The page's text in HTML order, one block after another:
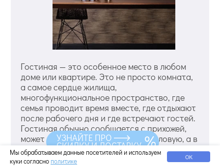
Гостиная — это особенное место в любом
доме или квартире. Это не просто комната,
а самое сердце жилища,
многофункциональное пространство, где
семья проводит время вместе, где отдыхают
после рабочего дня и где встречают гостей.
Гостиная обычно сообщается с прихожей,
может иметь выход в кухню или столовую, а в
современных квартирах-студиях и вовсе
является частью объединенного
Мы обрабатываем данные посетителей и используем
куки согласно политике ОК
УЗНАЙТЕ ПРО
СКИДКУ И ДОСТАВКУ